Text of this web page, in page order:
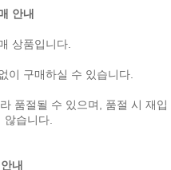
안내
상품입니다.
이 구매하실 수 있습니다.
품절될 수 있으며, 품절 시 재입
않습니다.
내